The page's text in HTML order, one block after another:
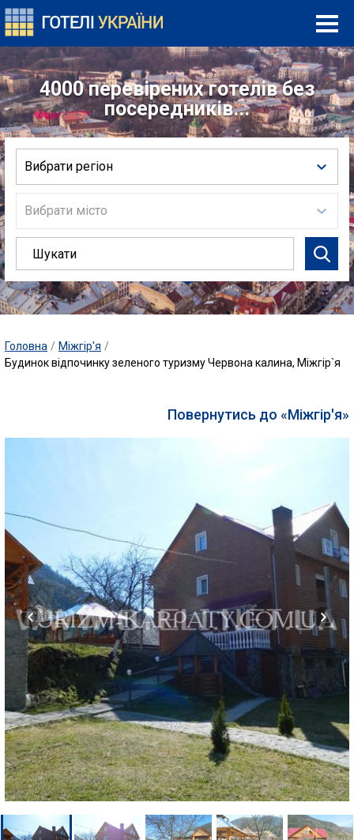
4000 перевірених готелів без
посередників...
Вибрати регіон
Вибрати місто
Головна / Міжгір'я /
Будинок відпочинку зеленого туризму Червона калина, Міжгір`я
Повернутись до «Міжгір'я»